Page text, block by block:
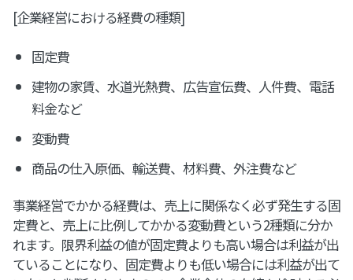
[企業経営における経費の種類]
固定費
建物の家賃、水道光熱費、広告宣伝費、人件費、電話
料金など
変動費
商品の仕入原価、輸送費、材料費、外注費など
事業経営でかかる経費は、売上に関係なく必ず発生する固
定費と、売上に比例してかかる変動費という2種類に分か
れます。限界利益の値が固定費よりも高い場合は利益が出
ていることになり、固定費よりも低い場合には利益が出て